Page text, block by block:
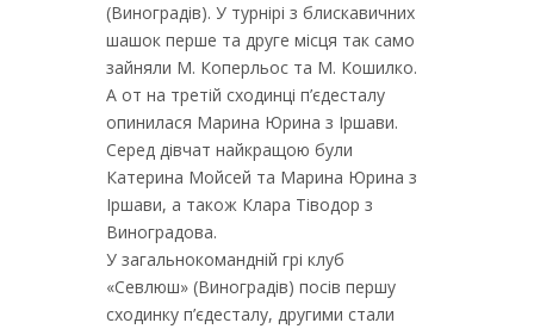
(Виноградів). У турнірі з блискавичних
шашок перше та друге місця так само
зайняли М. Коперльос та М. Кошилко.
А от на третій сходинці п’єдесталу
опинилася Марина Юрина з Іршави.
Серед дівчат найкращою були
Катерина Мойсей та Марина Юрина з
Іршави, а також Клара Тіводор з
Виноградова.
У загальнокомандній грі клуб
«Севлюш» (Виноградів) посів першу
сходинку п’єдесталу, другими стали